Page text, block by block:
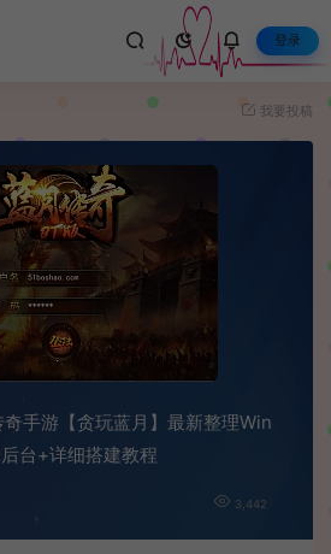
登录
我要投稿
奇手游【贪玩蓝月】最新整理Win
台+详细搭建教程
3,442